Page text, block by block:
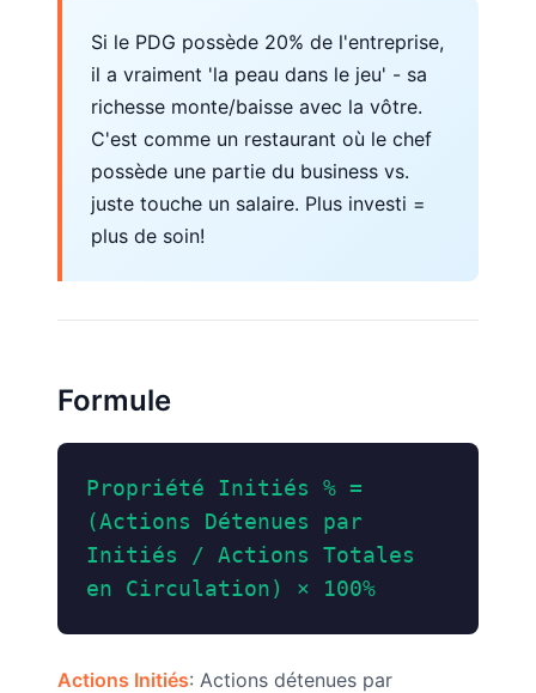
Si le PDG possède 20% de l'entreprise,
il a vraiment 'la peau dans le jeu' - sa
richesse monte/baisse avec la vôtre.
C'est comme un restaurant où le chef
possède une partie du business vs.
juste touche un salaire. Plus investi =
plus de soin!
Formule
Propriété Initiés % =
(Actions Détenues par
Initiés / Actions Totales
en Circulation) × 100%
Actions Initiés: Actions détenues par